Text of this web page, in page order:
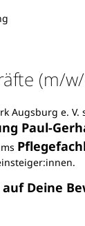
(m/
Augsburg e.
Paul-
Deine